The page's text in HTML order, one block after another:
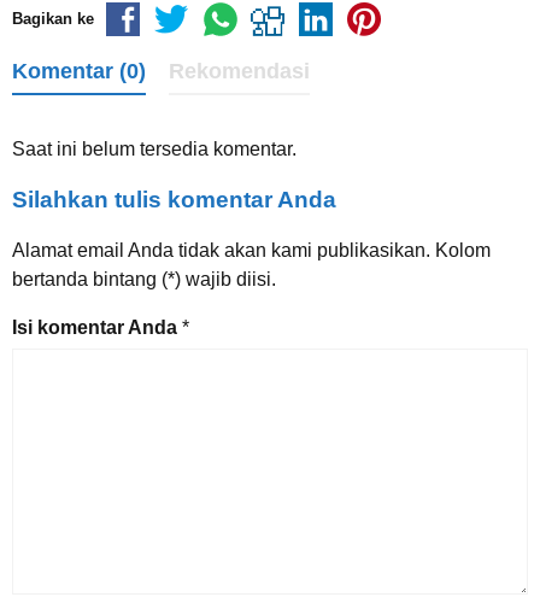
Bagikan ke
Komentar (0) Rekomendasi
Saat ini belum tersedia komentar.
Silahkan tulis komentar Anda
Alamat email Anda tidak akan kami publikasikan. Kolom
bertanda bintang (*) wajib diisi.
Isi komentar Anda *